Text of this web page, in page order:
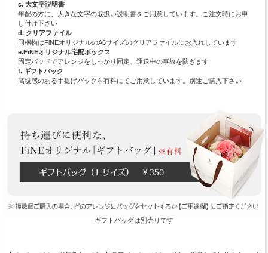
c. 大文字説明書
年配の方に、大きな文字の取扱い説明書をご用意しています。ご注文時にお申
し付け下さい
d. クリアファイル
同梱物はFiNEオリジナルのA6サイズのクリアファイルにお入れしています
e.FiNEオリジナル宅配ボックス
固定パッドでアレンジをしっかり固定、運送中の事故を防ぎます
f. ギフトバック
高級感のある手提げバックを有料にてご用意しています。別途ご購入下さい
ギフトバッグは別売りです